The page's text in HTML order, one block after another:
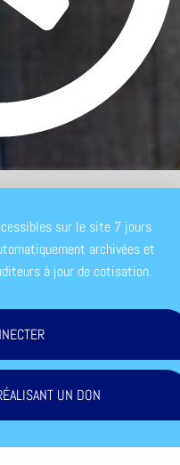
sur le site 7 jours
archivées et
à jour de cotisation.
UN DON